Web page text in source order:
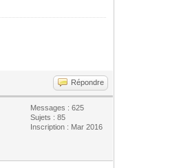
Répondre
Messages : 625
Sujets : 85
Inscription : Mar 2016